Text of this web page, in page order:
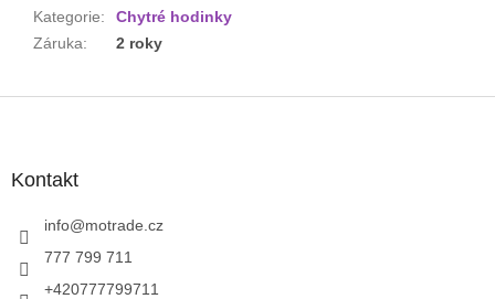
Kategorie:
Chytré hodinky
Záruka: 2 roky
Kontakt
info@motrade.cz
777 799 711
+420777799711